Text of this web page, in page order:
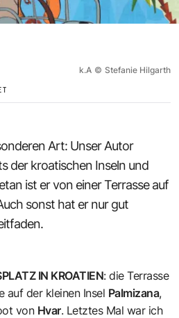
k.A © Stefanie Hilgarth
Art: Unser Autor
der kroatischen Inseln und
ist er von einer Terrasse auf
sonst hat er nur gut
IN KROATIEN: die Terrasse
auf der kleinen Insel Palmizana,
von Hvar. Letztes Mal war ich